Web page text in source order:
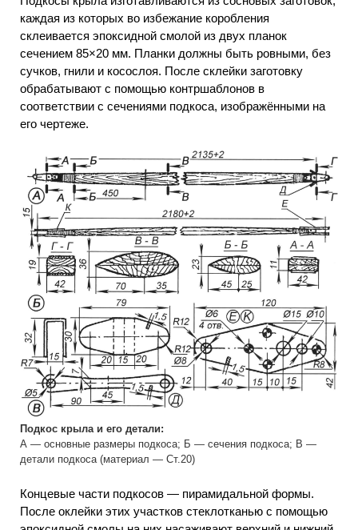
каждая из которых во избежание коробления
склеивается эпоксидной смолой из двух планок
сечением 85×20 мм. Планки должны быть ровными, без
сучков, гнили и косослоя. После склейки заготовку
обрабатывают с помощью контршаблонов в
соответствии с сечениями подкоса, изображёнными на
его чертеже.
Подкос крыла и его детали:
А — основные размеры подкоса; Б — сечения подкоса; В —
детали подкоса (материал — Ст.20)
Концевые части подкосов — пирамидальной формы.
После оклейки этих участков стеклотканью с помощью